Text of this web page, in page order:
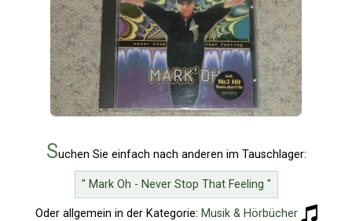
Suchen Sie einfach nach anderen im Tauschlager:
" Mark Oh - Never Stop That Feeling "
Oder allgemein in der Kategorie: Musik & Hörbücher